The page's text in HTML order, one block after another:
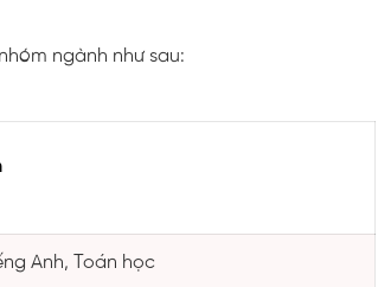
ngành như sau:
Anh, Toán học